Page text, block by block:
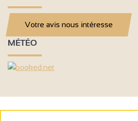
Votre avis nous intéresse
MÉTÉO